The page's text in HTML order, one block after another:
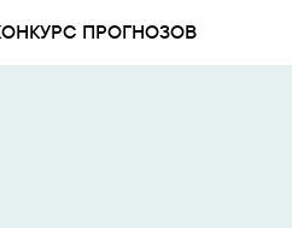
ПРОГНОЗОВ